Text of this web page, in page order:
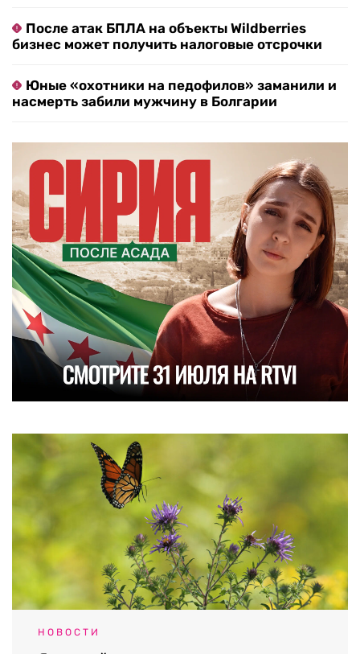
После атак БПЛА на объекты Wildberries
бизнес может получить налоговые отсрочки
Юные «охотники на педофилов» заманили и
насмерть забили мужчину в Болгарии
НОВОСТИ